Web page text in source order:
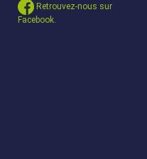
Retrouvez-nous sur
Facebook.